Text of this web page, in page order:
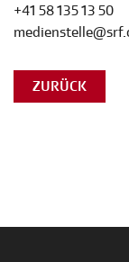
+41 58 135 13 50
ZURÜCK